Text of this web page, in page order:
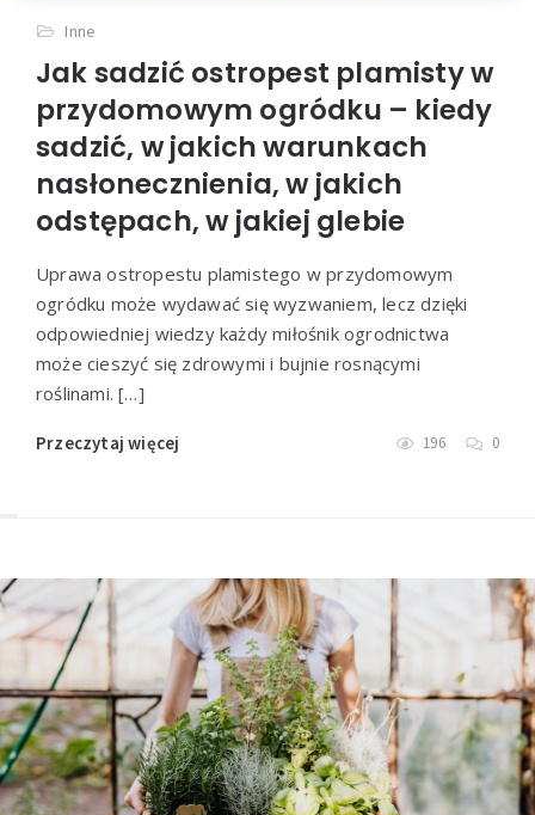
Inne
Jak sadzić ostropest plamisty w
przydomowym ogródku – kiedy
sadzić, w jakich warunkach
nasłonecznienia, w jakich
odstępach, w jakiej glebie
Uprawa ostropestu plamistego w przydomowym
ogródku może wydawać się wyzwaniem, lecz dzięki
odpowiedniej wiedzy każdy miłośnik ogrodnictwa
może cieszyć się zdrowymi i bujnie rosnącymi
roślinami. […]
Przeczytaj więcej 196 0